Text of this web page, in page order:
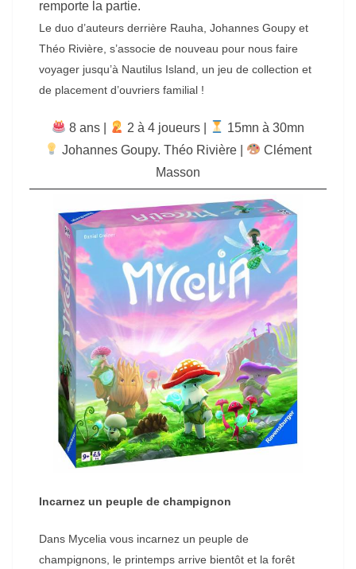
remporte la partie.
Le duo d’auteurs derrière Rauha, Johannes Goupy et
Théo Rivière, s’associe de nouveau pour nous faire
voyager jusqu’à Nautilus Island, un jeu de collection et
de placement d’ouvriers familial !
8 ans | ‍ 2 à 4 joueurs |
15mn à 30mn
Johannes Goupy. Théo Rivière
Clément
Masson
Incarnez un peuple de champignon
Dans Mycelia vous incarnez un peuple de
champignons, le printemps arrive bientôt et la forêt